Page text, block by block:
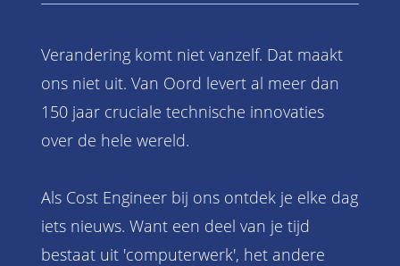
Verandering komt niet vanzelf. Dat maakt
ons niet uit. Van Oord levert al meer dan
150 jaar cruciale technische innovaties
over de hele wereld.
Als Cost Engineer bij ons ontdek je elke dag
iets nieuws. Want een deel van je tijd
bestaat uit 'computerwerk', het andere